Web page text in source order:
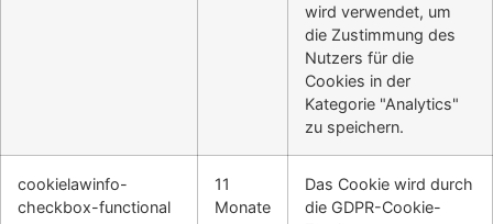
wird verwendet, um
die Zustimmung des
Nutzers für die
Cookies in der
Kategorie "Analytics"
zu speichern.
cookielawinfo-
checkbox-functional
11
Monate
Das Cookie wird durch
die GDPR-Cookie-